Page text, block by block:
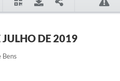
DE 2019
Bens